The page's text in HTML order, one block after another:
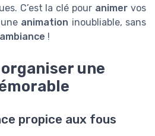
C’est la clé pour animer vos
animation inoubliable, sans
ambiance !
une
propice aux fous